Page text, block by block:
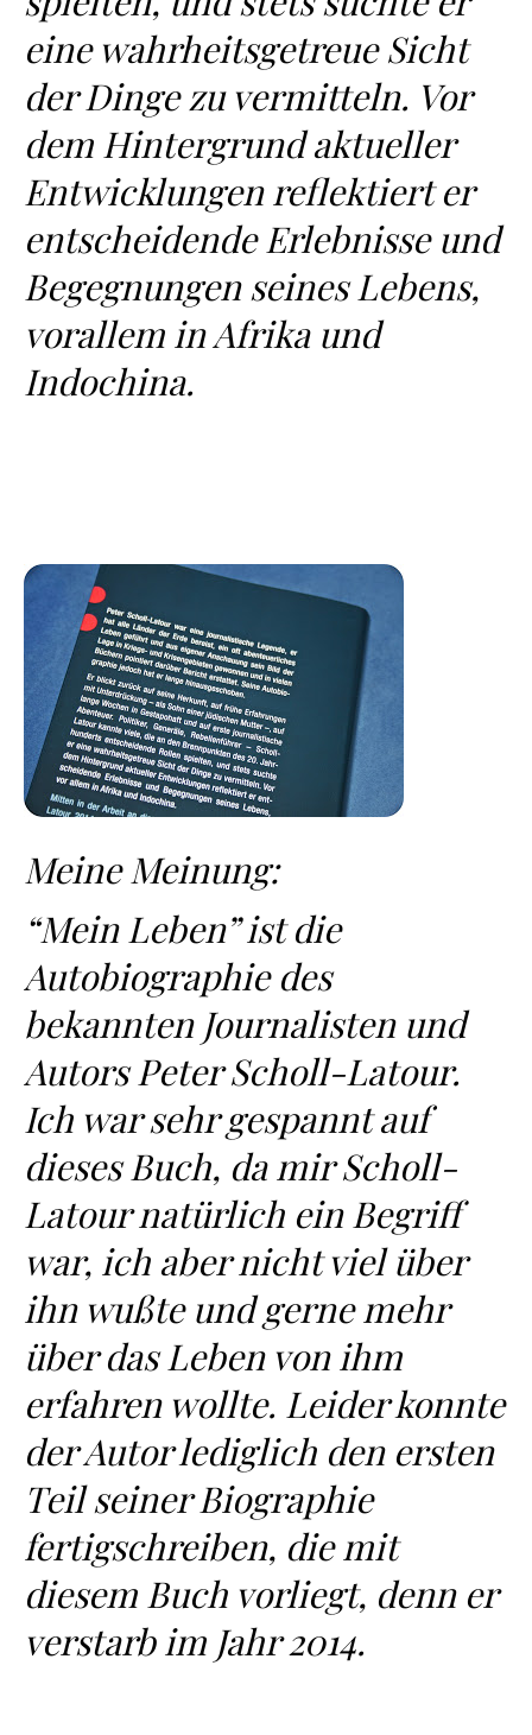
eine wahrheitsgetreue Sicht
der Dinge zu vermitteln. Vor
dem Hintergrund aktueller
Entwicklungen reflektiert er
entscheidende Erlebnisse und
Begegnungen seines Lebens,
vorallem in Afrika und
Indochina.
Meine Meinung:
“Mein Leben” ist die
Autobiographie des
bekannten Journalisten und
Autors Peter Scholl-Latour.
Ich war sehr gespannt auf
dieses Buch, da mir Scholl-
Latour natürlich ein Begriff
war, ich aber nicht viel über
ihn wußte und gerne mehr
über das Leben von ihm
erfahren wollte. Leider konnte
der Autor lediglich den ersten
Teil seiner Biographie
fertigschreiben, die mit
diesem Buch vorliegt, denn er
verstarb im Jahr 2014.